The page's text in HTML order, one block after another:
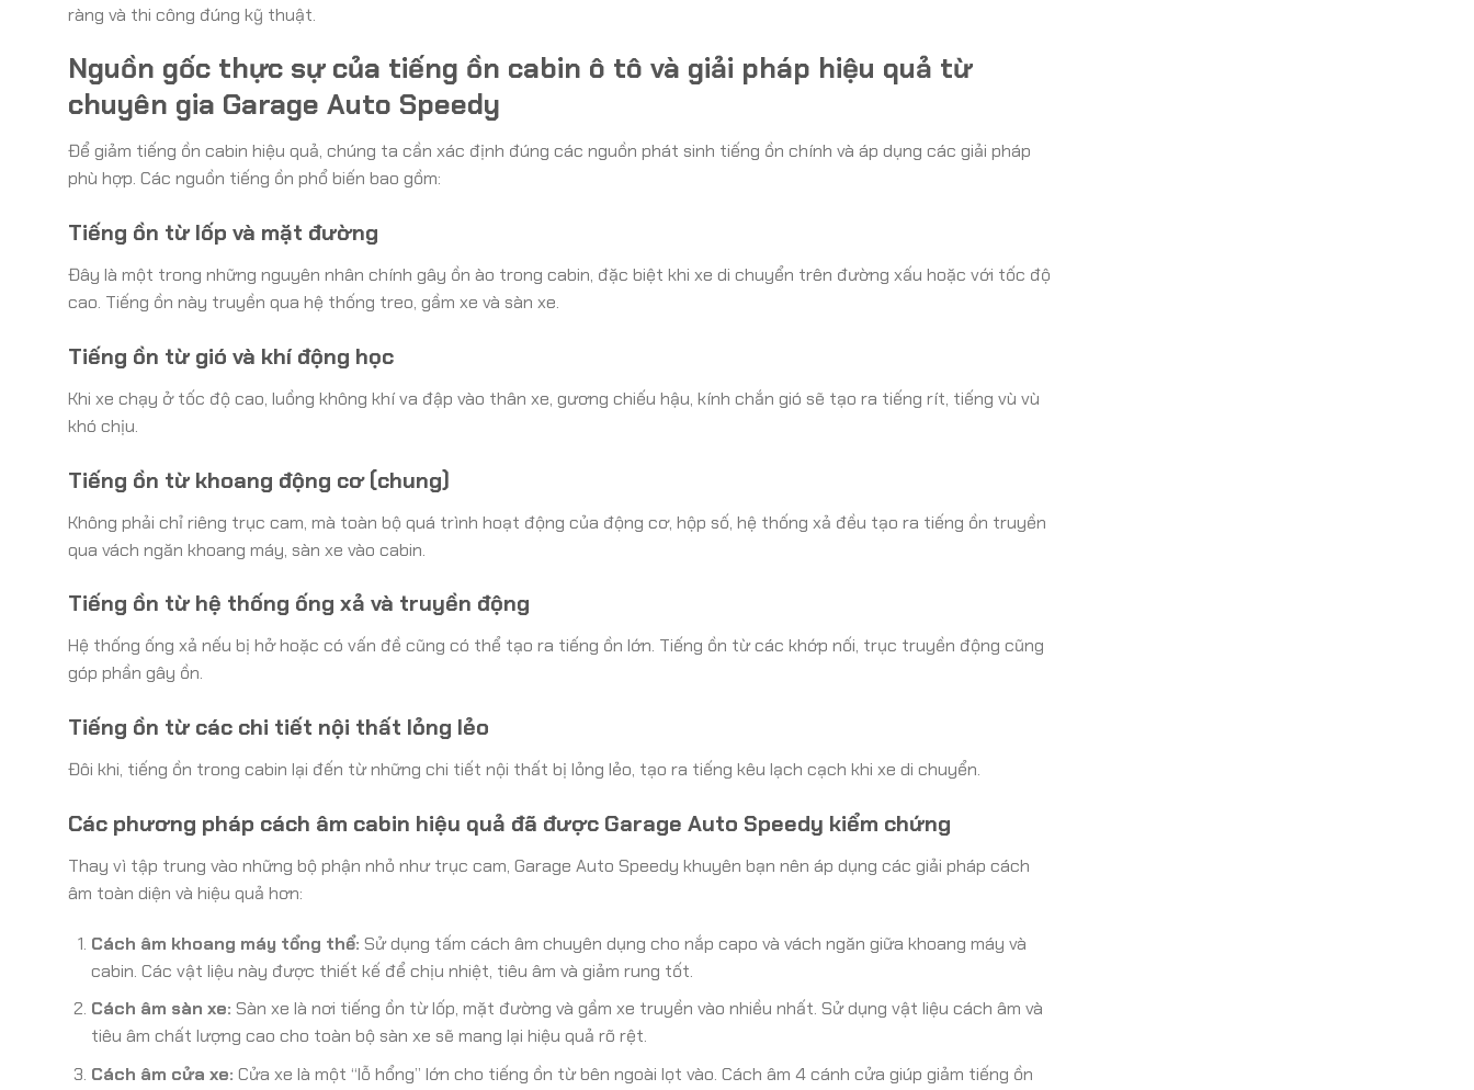
ràng và thi công đúng kỹ thuật.
Nguồn gốc thực sự của tiếng ồn cabin ô tô và giải pháp hiệu quả từ
chuyên gia Garage Auto Speedy
Để giảm tiếng ồn cabin hiệu quả, chúng ta cần xác định đúng các nguồn phát sinh tiếng ồn chính và áp dụng các giải pháp
phù hợp. Các nguồn tiếng ồn phổ biến bao gồm:
Tiếng ồn từ lốp và mặt đường
Đây là một trong những nguyên nhân chính gây ồn ào trong cabin, đặc biệt khi xe di chuyển trên đường xấu hoặc với tốc độ
cao. Tiếng ồn này truyền qua hệ thống treo, gầm xe và sàn xe.
Tiếng ồn từ gió và khí động học
Khi xe chạy ở tốc độ cao, luồng không khí va đập vào thân xe, gương chiếu hậu, kính chắn gió sẽ tạo ra tiếng rít, tiếng vù vù
khó chịu.
Tiếng ồn từ khoang động cơ (chung)
Không phải chỉ riêng trục cam, mà toàn bộ quá trình hoạt động của động cơ, hộp số, hệ thống xả đều tạo ra tiếng ồn truyền
qua vách ngăn khoang máy, sàn xe vào cabin.
Tiếng ồn từ hệ thống ống xả và truyền động
Hệ thống ống xả nếu bị hở hoặc có vấn đề cũng có thể tạo ra tiếng ồn lớn. Tiếng ồn từ các khớp nối, trục truyền động cũng
góp phần gây ồn.
Tiếng ồn từ các chi tiết nội thất lỏng lẻo
Đôi khi, tiếng ồn trong cabin lại đến từ những chi tiết nội thất bị lỏng lẻo, tạo ra tiếng kêu lạch cạch khi xe di chuyển.
Các phương pháp cách âm cabin hiệu quả đã được Garage Auto Speedy kiểm chứng
Thay vì tập trung vào những bộ phận nhỏ như trục cam, Garage Auto Speedy khuyên bạn nên áp dụng các giải pháp cách
âm toàn diện và hiệu quả hơn:
Cách âm khoang máy tổng thể: Sử dụng tấm cách âm chuyên dụng cho nắp capo và vách ngăn giữa khoang máy và
cabin. Các vật liệu này được thiết kế để chịu nhiệt, tiêu âm và giảm rung tốt.
Cách âm sàn xe: Sàn xe là nơi tiếng ồn từ lốp, mặt đường và gầm xe truyền vào nhiều nhất. Sử dụng vật liệu cách âm và
tiêu âm chất lượng cao cho toàn bộ sàn xe sẽ mang lại hiệu quả rõ rệt.
Cách âm cửa xe: Cửa xe là một “lỗ hổng” lớn cho tiếng ồn từ bên ngoài lọt vào. Cách âm 4 cánh cửa giúp giảm tiếng ồn